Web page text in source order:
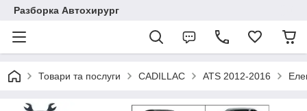
Разборка Автохирург
Товари та послуги CADILLAC ATS 2012-2016